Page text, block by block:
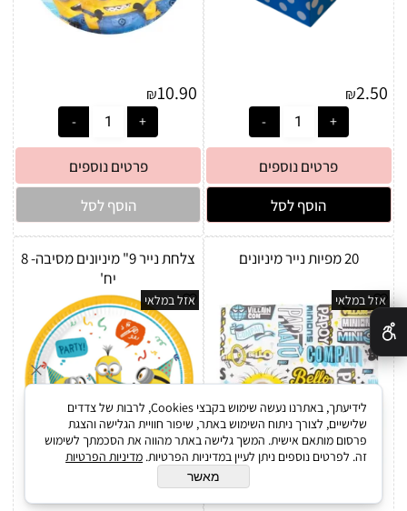
₪2.50
פרטים נוספים
הוסף לסל
₪10.90
פרטים נוספים
הוסף לסל
20 מפיות נייר מיניונים
אזל במלאי
צלחת נייר 9" מיניונים מסיבה- 8
יח'
אזל במלאי ✕
לידיעתך, באתרנו נעשה שימוש בקבצי Cookies, לרבות של צדדים
שלישיים, לצורך ניתוח השימוש באתר, שיפור חוויית הגלישה והצגת
פרסום מותאם אישית. המשך גלישה באתר מהווה את הסכמתך לשימוש
זה. לפרטים נוספים ניתן לעיין במדיניות הפרטיות. מדיניות הפרטיות
מאשר